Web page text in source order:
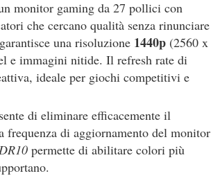
monitor gaming da 27 pollici con
che cercano qualità senza rinunciare
una risoluzione 1440p (2560 x
e immagini nitide. Il refresh rate di
ideale per giochi competitivi e
di eliminare efficacemente il
frequenza di aggiornamento del monitor
permette di abilitare colori più